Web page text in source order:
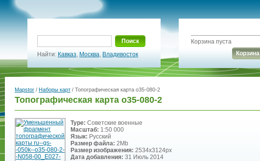
Поиск
Найти: Кавказ, Москва, Владивосток
Корзина пуста
Корзина
Mapstor / Наборы карт / Топографическая карта o35-080-2
Топографическая карта o35-080-2
Type: Советские военные
Масштаб: 1:50 000
Язык: Русский
Размер файла: 2Mb
Размер изображения: 2534x3124px
Дата добавления: 31 Июль 2014